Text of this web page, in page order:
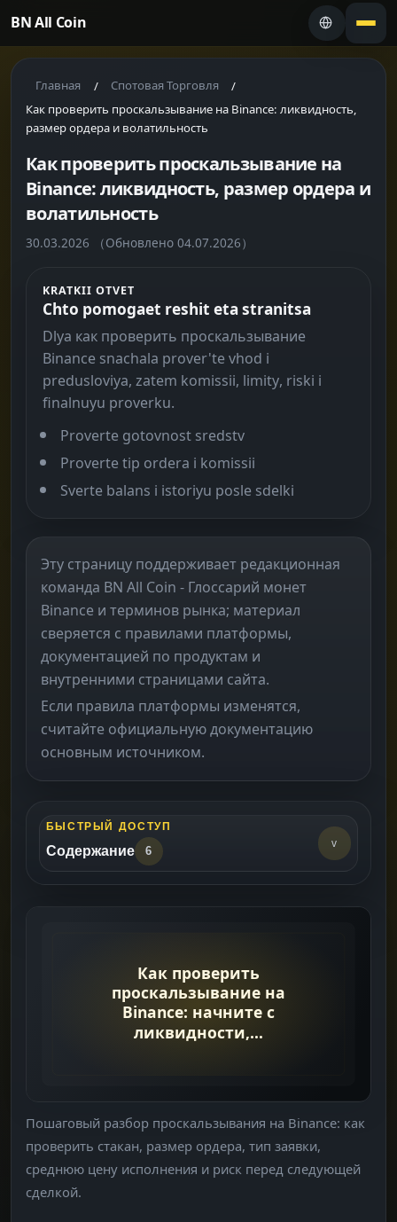
BN All Coin
Главная / Спотовая Торговля /
Как проверить проскальзывание на Binance: ликвидность,
размер ордера и волатильность
Как проверить проскальзывание на
Binance: ликвидность, размер ордера и
волатильность
30.03.2026 （Обновлено 04.07.2026）
KRATKII OTVET
Chto pomogaet reshit eta stranitsa
Dlya как проверить проскальзывание
Binance snachala prover'te vhod i
predusloviya, zatem komissii, limity, riski i
finalnuyu proverku.
Proverte gotovnost sredstv
Proverte tip ordera i komissii
Sverte balans i istoriyu posle sdelki
Эту страницу поддерживает редакционная
команда BN All Coin - Глоссарий монет
Binance и терминов рынка; материал
сверяется с правилами платформы,
документацией по продуктам и
внутренними страницами сайта.
Если правила платформы изменятся,
считайте официальную документацию
основным источником.
БЫСТРЫЙ ДОСТУП
Содержание 6
v
Быстрая Диагностика ->
Шаг 2: Тип Ордера
Шаг 3: История Исполнения
Что Читать Дальше ->
Пошаговый разбор проскальзывания на Binance: как
проверить стакан, размер ордера, тип заявки,
среднюю цену исполнения и риск перед следующей
сделкой.